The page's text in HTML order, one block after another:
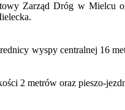
Zarząd Dróg w Mielcu
wyspy centralnej 16
2 metrów oraz pieszo-